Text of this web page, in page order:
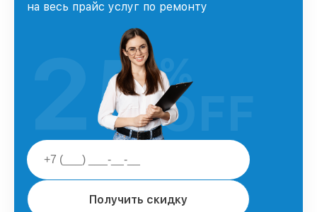
на весь прайс услуг по ремонту
Получить скидку
25%
OFF